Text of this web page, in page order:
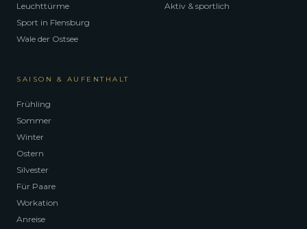
Leuchttürme
Sport in Flensburg
Wale der Ostsee
Aktiv & sportlich
SAISON & AUFENTHALT
Frühling
Sommer
Winter
Ostern
Silvester
Für Paare
Workation
Anreise